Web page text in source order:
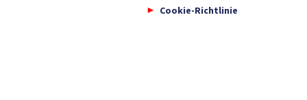
Cookie-Richtlinie